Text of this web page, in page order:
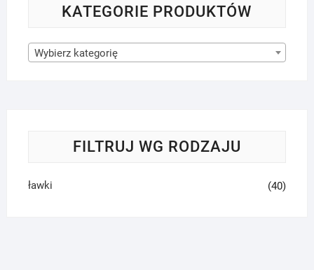
KATEGORIE PRODUKTÓW
Wybierz kategorię
FILTRUJ WG RODZAJU
ławki (40)